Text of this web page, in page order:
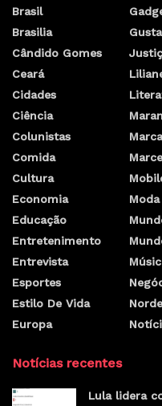
Brasil
Brasilia
Cândido Gomes
Ceará
Cidades
Ciência
Colunistas
Comida
Cultura
Economia
Educação
Entretenimento
Entrevista
Esportes
Estilo De Vida
Europa
Moda
Notícias recentes
Lula lidera